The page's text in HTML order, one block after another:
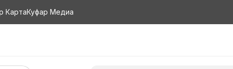
КартаКуфар Медиа